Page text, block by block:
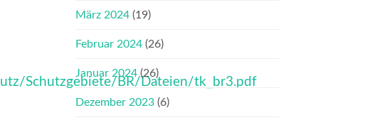
Schutzgebiete/BR/Dateien/tk_br3.pdf
März 2024 (19)
Februar 2024 (26)
Januar 2024(26)
Dezember 2023 (6)